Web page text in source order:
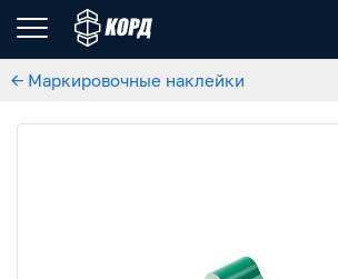
← Маркировочные наклейки